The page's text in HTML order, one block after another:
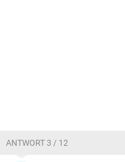
ANTWORT 3 / 12